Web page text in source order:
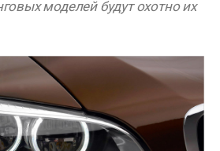
моделей будут охотно их